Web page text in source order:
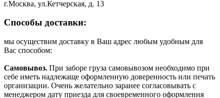
г.Москва, ул.Кетчерская, д. 13
Способы доставки:
мы осуществим доставку в Ваш адрес любым удобным для
Вас способом:
Самовывоз. При заборе груза самовывозом необходимо при
себе иметь надлежаще оформленную доверенность или печать
организации. Очень желательно заранее согласовывать с
менеджером дату приезда для своевременного оформления